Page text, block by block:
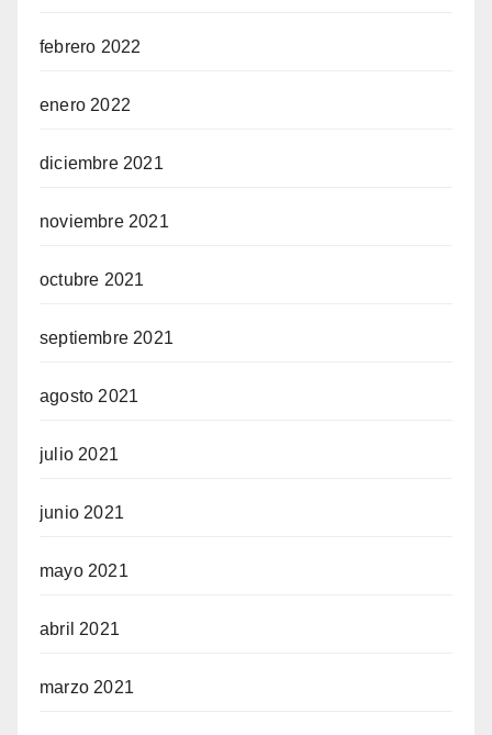
febrero 2022
enero 2022
diciembre 2021
noviembre 2021
octubre 2021
septiembre 2021
agosto 2021
julio 2021
junio 2021
mayo 2021
abril 2021
marzo 2021